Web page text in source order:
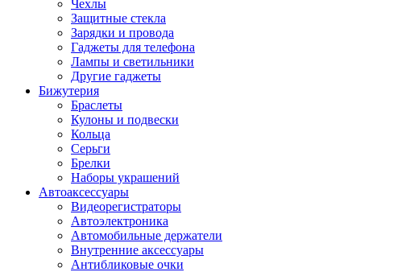
Чехлы
Защитные стекла
Зарядки и провода
Гаджеты для телефона
Лампы и светильники
Другие гаджеты
Бижутерия
Браслеты
Кулоны и подвески
Кольца
Серьги
Брелки
Наборы украшений
Автоаксессуары
Видеорегистраторы
Автоэлектроника
Автомобильные держатели
Внутренние аксессуары
Антибликовые очки